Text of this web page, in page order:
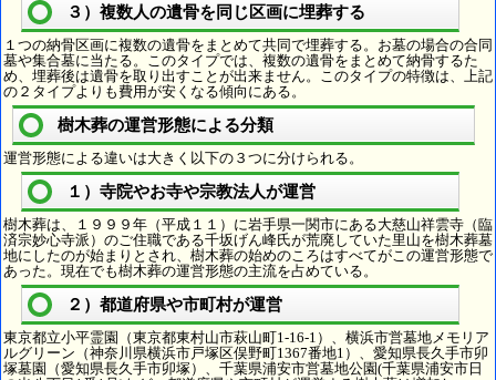
３）複数人の遺骨を同じ区画に埋葬する
１つの納骨区画に複数の遺骨をまとめて共同で埋葬する。お墓の場合の合同
墓や集合墓に当たる。このタイプでは、複数の遺骨をまとめて納骨するた
め、埋葬後は遺骨を取り出すことが出来ません。このタイプの特徴は、上記
の２タイプよりも費用が安くなる傾向にある。
樹木葬の運営形態による分類
運営形態による違いは大きく以下の３つに分けられる。
１）寺院やお寺や宗教法人が運営
樹木葬は、１９９９年（平成１１）に岩手県一関市にある大慈山祥雲寺（臨
済宗妙心寺派）のご住職である千坂げん峰氏が荒廃していた里山を樹木葬墓
地にしたのが始まりとされ、樹木葬の始めのころはすべてがこの運営形態で
あった。現在でも樹木葬の運営形態の主流を占めている。
２）都道府県や市町村が運営
東京都立小平霊園（東京都東村山市萩山町1-16-1）、横浜市営墓地メモリア
ルグリーン（神奈川県横浜市戸塚区俣野町1367番地1）、愛知県長久手市卯
塚墓園（愛知県長久手市卯塚）、千葉県浦安市営墓地公園(千葉県浦安市日